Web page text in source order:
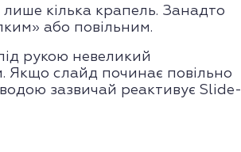
кілька крапель. Занадто
або повільним.
рукою невеликий
Якщо слайд починає повільно
зазвичай реактивує Slide-